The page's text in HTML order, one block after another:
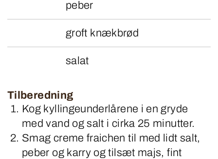
peber
groft knækbrød
salat
Tilberedning
Kog kyllingeunderlårene i en gryde
med vand og salt i cirka 25 minutter.
Smag creme fraichen til med lidt salt,
peber og karry og tilsæt majs, fint